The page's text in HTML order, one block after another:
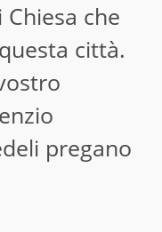
che
città.
pregano